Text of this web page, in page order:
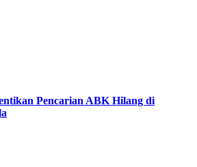
Pencarian ABK Hilang di